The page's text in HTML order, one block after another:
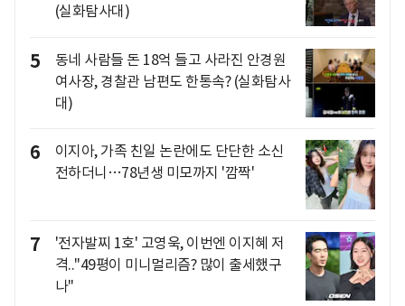
(실화탐사대)
5
동네 사람들 돈 18억 들고 사라진 안경원
여사장, 경찰관 남편도 한통속? (실화탐사
대)
6
이지아, 가족 친일 논란에도 단단한 소신
전하더니…78년생 미모까지 '깜짝'
7
'전자발찌 1호' 고영욱, 이번엔 이지혜 저
격.."49평이 미니멀리즘? 많이 출세했구
나"